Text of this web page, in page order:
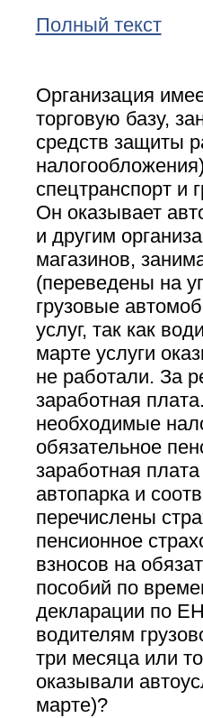
Полный текст
Организация
торговую базу,
средств защиты
спецтранспорт и
Он оказывает
и другим
магазинов,
(переведены на
грузовые
услуг, так как
марте услуги
не работали. За
заработная
необходимые
обязательное
заработная
автопарка и
перечислены
пенсионное
взносов на
пособий по
декларации по
водителям
три месяца или
оказывали
марте)?